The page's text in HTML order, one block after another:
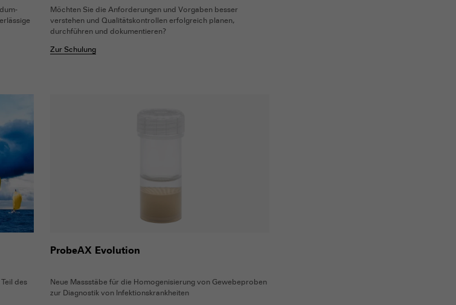
Möchten Sie die Anforderungen und Vorgaben besser
verstehen und Qualitätskontrollen erfolgreich planen,
durchführen und dokumentieren?
Zur Schulung
des
ProbeAX Evolution
Neue Massstäbe für die Homogenisierung von Gewebeproben
zur Diagnostik von Infektionskrankheiten